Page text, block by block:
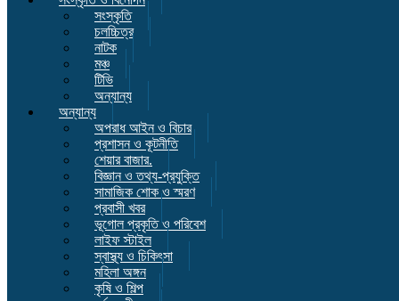
সংস্কৃতি
চলচ্চিত্র
নাটক
মঞ্চ
টিভি
অন্যান্য
অন্যান্য
অপরাধ আইন ও বিচার
প্রশাসন ও কূটনীতি
শেয়ার বাজার.
বিজ্ঞান ও তথ্য-প্রযুক্তি
সামাজিক শোক ও স্মরণ
প্রবাসী খবর
ভূগোল প্রকৃতি ও পরিবেশ
লাইফ স্টাইল
স্বাস্থ্য ও চিকিৎসা
মহিলা অঙ্গন
কৃষি ও শিল্প